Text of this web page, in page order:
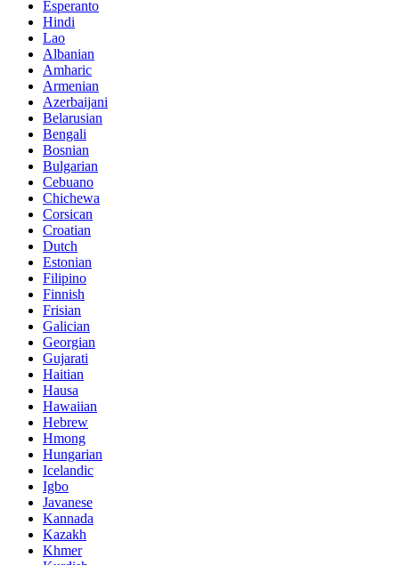
Esperanto
Hindi
Lao
Albanian
Amharic
Armenian
Azerbaijani
Belarusian
Bengali
Bosnian
Bulgarian
Cebuano
Chichewa
Corsican
Croatian
Dutch
Estonian
Filipino
Finnish
Frisian
Galician
Georgian
Gujarati
Haitian
Hausa
Hawaiian
Hebrew
Hmong
Hungarian
Icelandic
Igbo
Javanese
Kannada
Kazakh
Khmer